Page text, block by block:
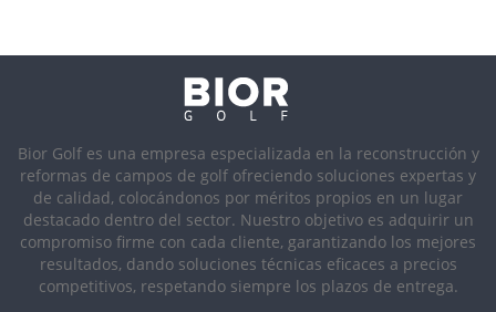
Bior Golf es una empresa especializada en la reconstrucción y
reformas de campos de golf ofreciendo soluciones expertas y
de calidad, colocándonos por méritos propios en un lugar
destacado dentro del sector. Nuestro objetivo es adquirir un
compromiso firme con cada cliente, garantizando los mejores
resultados, dando soluciones técnicas eficaces a precios
competitivos, respetando siempre los plazos de entrega.